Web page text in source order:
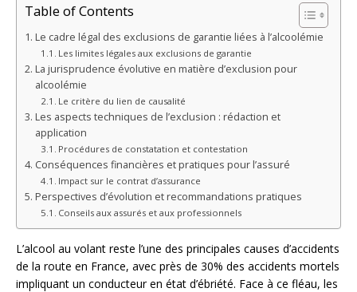
Table of Contents
Le cadre légal des exclusions de garantie liées à l’alcoolémie
Les limites légales aux exclusions de garantie
La jurisprudence évolutive en matière d’exclusion pour
alcoolémie
Le critère du lien de causalité
Les aspects techniques de l’exclusion : rédaction et
application
Procédures de constatation et contestation
Conséquences financières et pratiques pour l’assuré
Impact sur le contrat d’assurance
Perspectives d’évolution et recommandations pratiques
Conseils aux assurés et aux professionnels
L’alcool au volant reste l’une des principales causes d’accidents
de la route en France, avec près de 30% des accidents mortels
impliquant un conducteur en état d’ébriété. Face à ce fléau, les